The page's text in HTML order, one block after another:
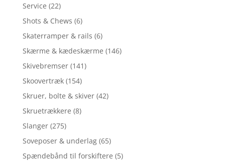
Service (22)
Shots & Chews (6)
Skaterramper & rails (6)
Skærme & kædeskærme (146)
Skivebremser (141)
Skoovertræk (154)
Skruer, bolte & skiver (42)
Skruetrækkere (8)
Slanger (275)
Soveposer & underlag (65)
Spændebånd til forskiftere (5)